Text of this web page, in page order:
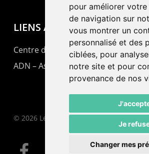
pour améliorer votre
de navigation sur
vous montrer un
personnalisé et des
ciblées, pour
notre site et pour
provenance de nos
Je
Changer mes
LIENS AMIS
Centre de culture ABC
ADN – Association Danse Neuchâtel
© 2026 Le Pommier.
facebook email